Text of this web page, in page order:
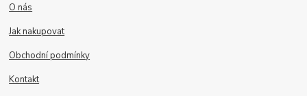
O nás
Jak nakupovat
Obchodní podmínky
Kontakt